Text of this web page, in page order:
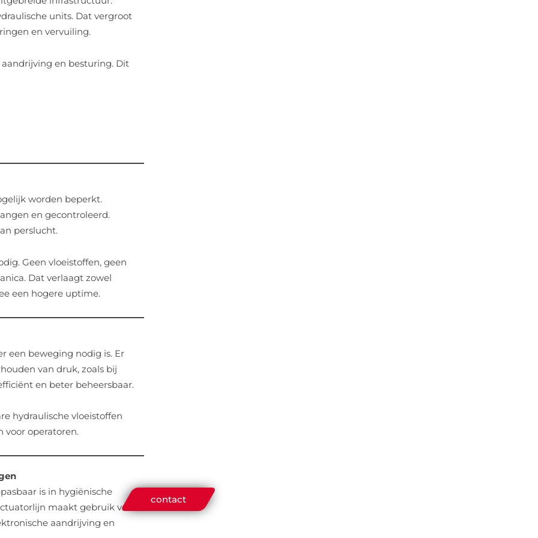
contact
units. Dat vergroot
en vervuiling.
en besturing. Dit
worden beperkt.
en gecontroleerd.
perslucht.
Geen vloeistoffen, geen
Dat verlaagt zowel
een hogere uptime.
een beweging nodig is. Er
van druk, zoals bij
en beter beheersbaar.
hydraulische vloeistoffen
voor operatoren.
is in hygiënische
maakt gebruik van
aandrijving en